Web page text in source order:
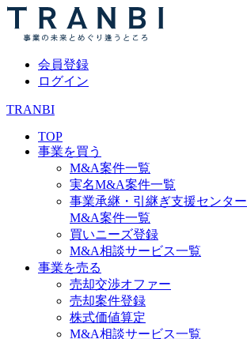
会員登録
ログイン
TRANBI
TOP
事業を買う
M&A案件一覧
実名M&A案件一覧
事業承継・引継ぎ支援センター
M&A案件一覧
買いニーズ登録
M&A相談サービス一覧
事業を売る
売却交渉オファー
売却案件登録
株式価値算定
M&A相談サービス一覧